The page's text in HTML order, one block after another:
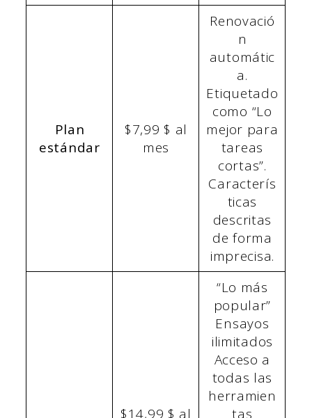
Plan
estándar
$7,99 $ al
mes
Renovació
n
automátic
a.
Etiquetado
como “Lo
mejor para
tareas
cortas”.
Caracterís
ticas
descritas
de forma
imprecisa.
$14,99 $ al
“Lo más
popular”
Ensayos
ilimitados
Acceso a
todas las
herramien
tas